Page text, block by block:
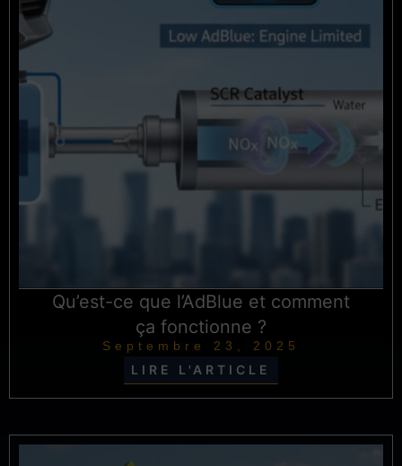
Qu’est-ce que l’AdBlue et comment
ça fonctionne ?
Septembre 23, 2025
LIRE L'ARTICLE